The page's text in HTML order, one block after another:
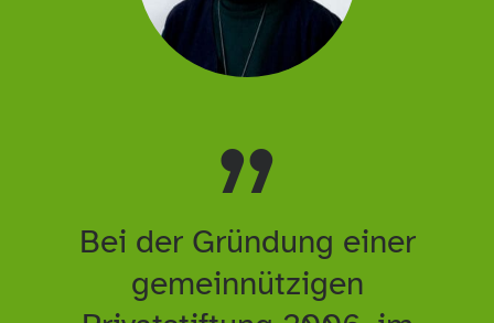
„
Bei der Gründung einer
gemeinnützigen